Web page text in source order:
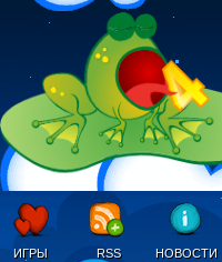
ИГРЫ RSS НОВОСТИ